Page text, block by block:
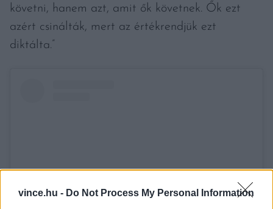
vince.hu - Do Not Process My Personal Information
követni, hanem azt, amit ők követnek. Ők ezt
azért csinálták, mert az értékrendjük ezt
diktálta.”